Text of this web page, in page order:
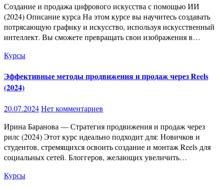
Создание и продажа цифрового искусства с помощью ИИ
(2024) Описание курса На этом курсе вы научитесь создавать
потрясающую графику и искусство, используя искусственный
интеллект. Вы сможете превращать свои изображения в…
Курсы
Эффективные методы продвижения и продаж через Reels
(2024)
20.07.2024Нет комментариев
Ирина Баранова ― Стратегия продвижения и продаж через
рилс (2024) Этот курс идеально подходит для: Новичков и
студентов, стремящихся освоить создание и монтаж Reels для
социальных сетей. Блоггеров, желающих увеличить…
Курсы